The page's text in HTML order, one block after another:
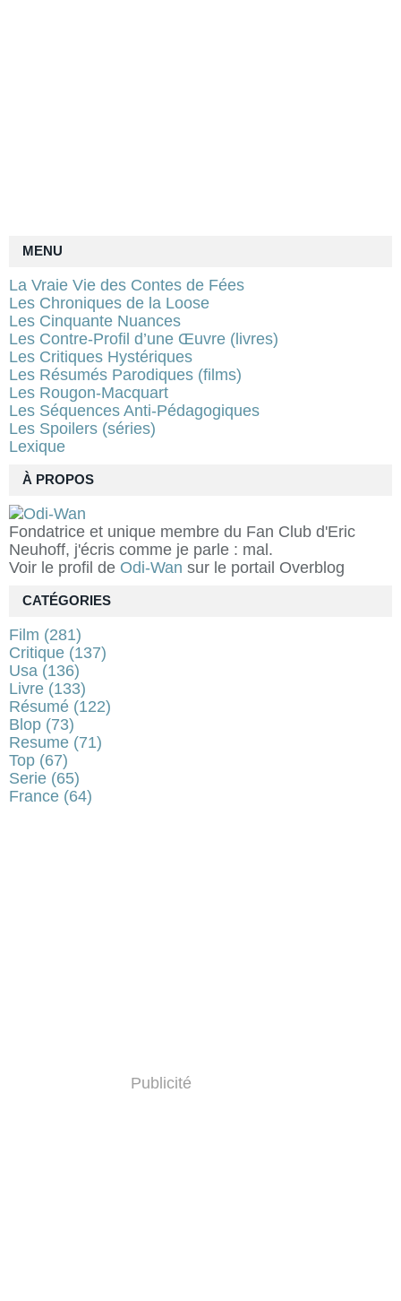
À PROPOS
Fondatrice et unique membre du Fan Club d'Eric
Neuhoff, j'écris comme je parle : mal.
Voir le profil de Odi-Wan sur le portail Overblog
MENU
La Vraie Vie des Contes de Fées
Les Chroniques de la Loose
Les Cinquante Nuances
Les Contre-Profil d’une Œuvre (livres)
Les Critiques Hystériques
Les Résumés Parodiques (films)
Les Rougon-Macquart
Les Séquences Anti-Pédagogiques
Les Spoilers (séries)
Lexique
CATÉGORIES
Film (281)
Critique (137)
Usa (136)
Livre (133)
Résumé (122)
Blop (73)
Resume (71)
Top (67)
Serie (65)
France (64)
Publicité